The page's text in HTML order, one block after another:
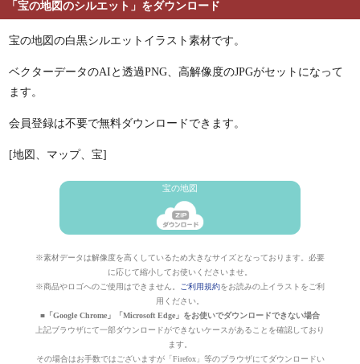
「宝の地図のシルエット」をダウンロード
宝の地図の白黒シルエットイラスト素材です。
ベクターデータのAIと透過PNG、高解像度のJPGがセットになって
ます。
会員登録は不要で無料ダウンロードできます。
[地図、マップ、宝]
宝の地図
※素材データは解像度を高くしているため大きなサイズとなっております。必要
に応じて縮小してお使いくださいませ。
※商品やロゴへのご使用はできません。
ご利用規約をお読みの上イラストをご利
用ください。
■「Google Chrome」「Microsoft Edge」をお使いでダウンロードできない場合
上記ブラウザにて一部ダウンロードができないケースがあることを確認しており
ます。
その場合はお手数ではございますが「Firefox」等のブラウザにてダウンロードい